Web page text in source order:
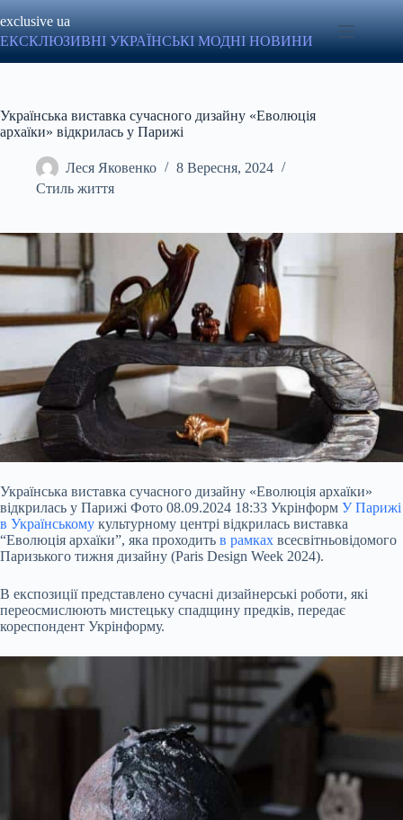
до
вмісту
exclusive ua
ЕКСКЛЮЗИВНІ УКРАЇНСЬКІ МОДНІ НОВИНИ
Українська виставка сучасного дизайну «Еволюція
архаїки» відкрилась у Парижі
Леся Яковенко
8 Вересня, 2024
Стиль життя
Українська виставка сучасного дизайну «Еволюція архаїки»
відкрилась у Парижі Фото 08.09.2024 18:33 Укрінформ У Парижі
в Українському культурному центрі відкрилась виставка
“Еволюція архаїки”, яка проходить в рамках всесвітньовідомого
Паризького тижня дизайну (Paris Design Week 2024).
В експозиції представлено сучасні дизайнерські роботи, які
переосмислюють мистецьку спадщину предків, передає
кореспондент Укрінформу.